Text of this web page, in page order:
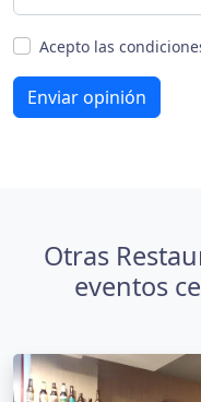
Acepto las
Enviar opinión
Otras
eventos